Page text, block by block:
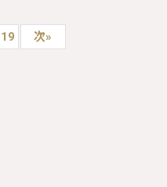
19 次»